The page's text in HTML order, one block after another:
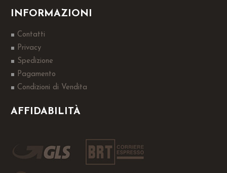
INFORMAZIONI
Contatti
Privacy
Spedizione
Pagamento
Condizioni di Vendita
AFFIDABILITÀ